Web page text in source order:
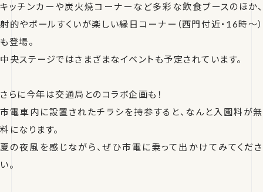
キッチンカーや炭火焼コーナーなど多彩な飲食ブースのほか、
射的やボールすくいが楽しい縁日コーナー（西門付近・16時〜）
も登場。
中央ステージではさまざまなイベントも予定されています。
さらに今年は交通局とのコラボ企画も！
市電車内に設置されたチラシを持参すると、なんと入園料が無
料になります。
夏の夜風を感じながら、ぜひ市電に乗って出かけてみてくださ
い。